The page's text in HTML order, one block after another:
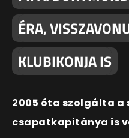
ÉRA,
KLUBIKONJA IS
2005 óta szolgálta
csapatkapitánya is